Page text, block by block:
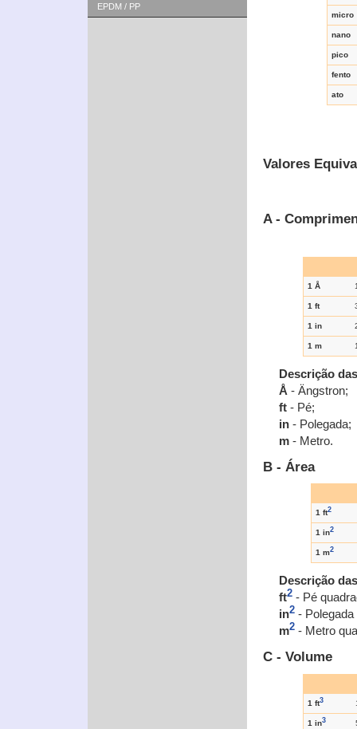
EPDM / PP
micro
nano
pico
fento
ato
Valores
A -
1 Å
1 ft
1 in
1 m
Descrição
Å - Ängstron;
ft - Pé;
in - Polegada;
m - Metro.
B - Área
1 ft2
1 in2
1 m2
Descrição
ft2 - Pé
in2 -
m2 - Metro
C - Volume
1 ft3
1 in3